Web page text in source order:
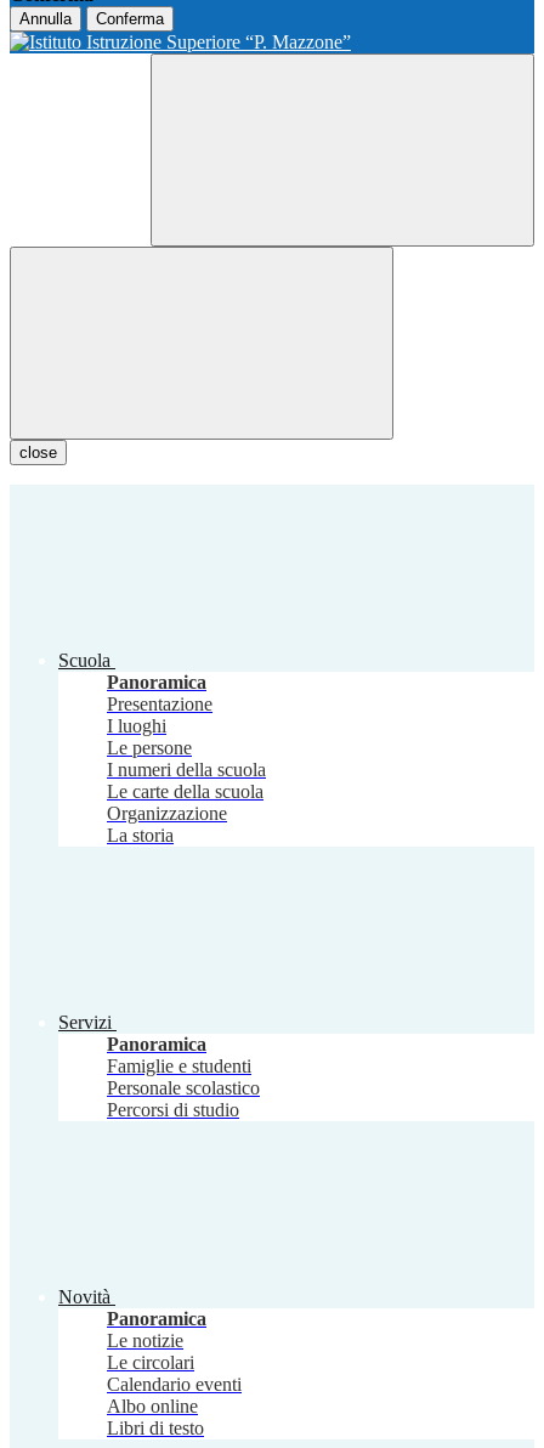
Annulla Conferma
close
Scuola
Panoramica
Presentazione
I luoghi
Le persone
I numeri della scuola
Le carte della scuola
Organizzazione
La storia
Servizi
Panoramica
Famiglie e studenti
Personale scolastico
Percorsi di studio
Novità
Panoramica
Le notizie
Le circolari
Calendario eventi
Albo online
Libri di testo